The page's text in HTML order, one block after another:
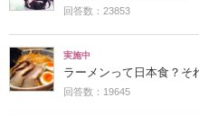
回答数：23853
実施中
ラーメンって日本食？そ
回答数：19645